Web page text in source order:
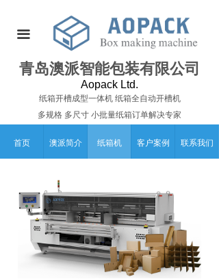
青岛澳派智能包装有限公司
Aopack Ltd.
끀
纸箱开槽成型一体机 纸箱全自动开槽机
多规格 多尺寸 小批量纸箱订单解决专家
首页 澳派简介 纸箱机 客户案例 联系我们